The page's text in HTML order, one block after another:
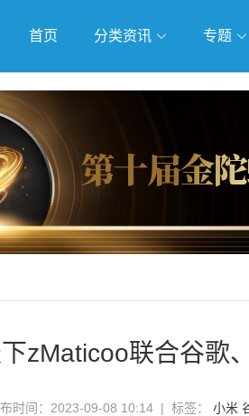
首页 分类资讯 专题
抢滩全球 人工智能 武侠游戏
跨界Talk
zMaticoo联合谷歌
时间：2023-09-08 10:14 | 标签： 小米